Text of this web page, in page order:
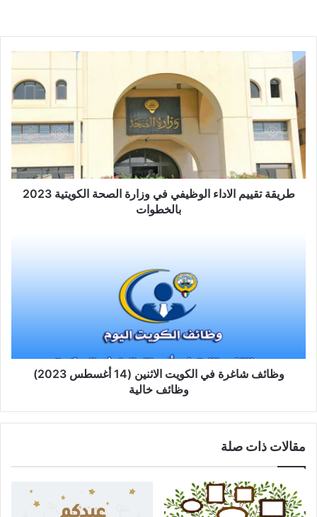
طريقة تقييم الاداء الوظيفي في وزارة الصحة الكويتية 2023
بالخطوات
وظائف شاغرة في الكويت الاثنين (14 أغسطس 2023)
وظائف خالية
مقالات ذات صلة